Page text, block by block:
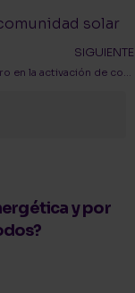
solar
SIGUIENTE
Barter pionero en la activación de comunidades solares en España
y por